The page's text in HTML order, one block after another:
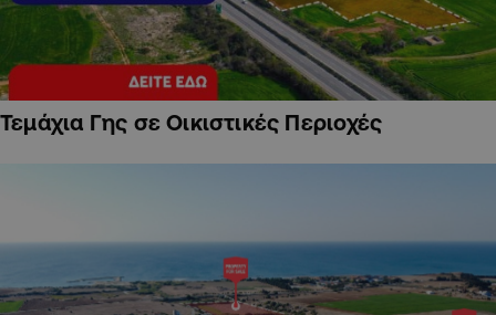
Τεμάχια Γης σε Οικιστικές Περιοχές